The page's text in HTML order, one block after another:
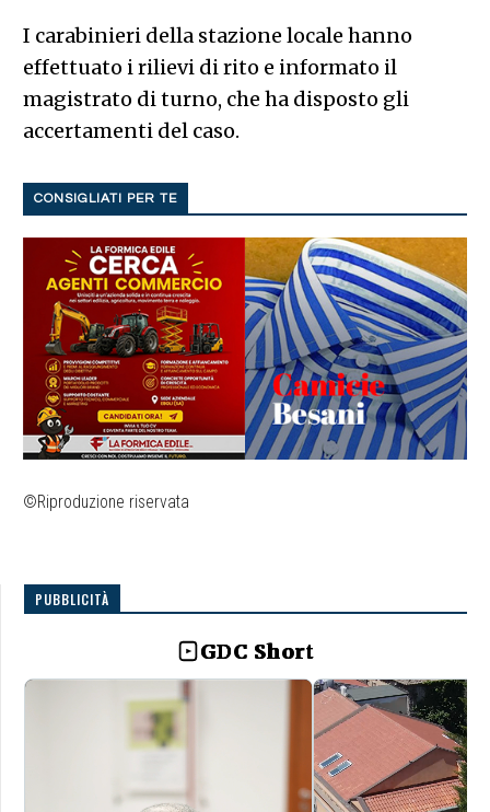
I carabinieri della stazione locale hanno
effettuato i rilievi di rito e informato il
magistrato di turno, che ha disposto gli
accertamenti del caso.
CONSIGLIATI PER TE
©Riproduzione riservata
PUBBLICITÀ
GDC Short